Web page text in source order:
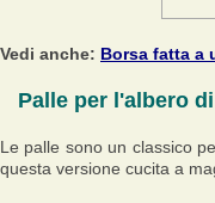
Vedi anche: Borsa fatta a
Palle per l'albero
Le palle sono un classico
questa versione cucita a